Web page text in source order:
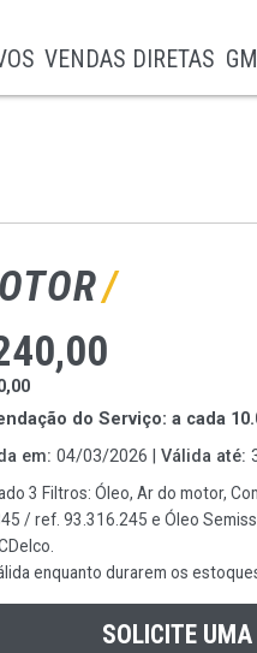
VENDAS DIRETAS
do Serviço: a cada
em:04/03/2026 |Válida até:
3 Filtros: Óleo, Ar do motor,
/ ref. 93.316.245 e Óleo
enquanto durarem os
SOLICITE